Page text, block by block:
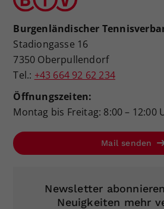
Burgenländischer
Stadiongasse 16
7350 Oberpullendorf
Tel.: +43 664 92 62 234
Öffnungszeiten:
Montag bis Freitag: 8:00 – 12:00
Mail senden
Newsletter
Neuigkeiten mehr